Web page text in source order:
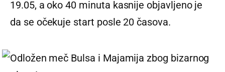
19.05, a oko 40 minuta kasnije objavljeno je
da se očekuje start posle 20 časova.